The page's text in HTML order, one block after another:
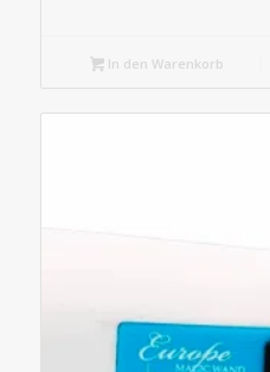
In den Warenkorb